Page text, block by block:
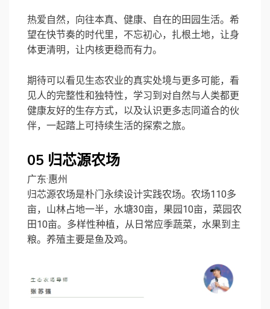
热爱自然，向往本真、健康、自在的田园生活。希
望在快节奏的时代里，不忘初心，扎根土地，让身
体更清明，让内核更稳而有力。
期待可以看见生态农业的真实处境与更多可能，看
见人的完整性和独特性，学习到对自然与人类都更
健康友好的生存方式，以及认识更多志同道合的伙
伴，一起踏上可持续生活的探索之旅。
05 归芯源农场
广东·惠州
归芯源农场是朴门永续设计实践农场。农场110多
亩，山林占地一半，水塘30亩，果园10亩，菜园农
田10亩。多样性种植，从日常应季蔬菜，水果到主
粮。养殖主要是鱼及鸡。